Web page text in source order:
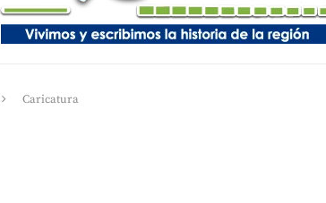
Caricatura